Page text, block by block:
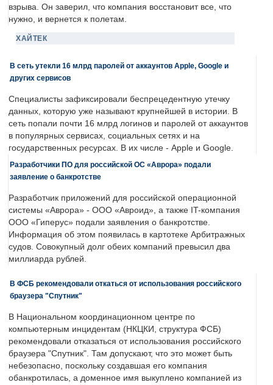
взрыва. Он заверил, что компания восстановит все, что
нужно, и вернется к полетам.
ХАЙТЕК
В сеть утекли 16 млрд паролей от аккаунтов Apple, Google и
других сервисов
Специалисты зафиксировали беспрецедентную утечку
данных, которую уже называют крупнейшей в истории. В
сеть попали почти 16 млрд логинов и паролей от аккаунтов
в популярных сервисах, социальных сетях и на
государственных ресурсах. В их числе - Apple и Google.
Разработчики ПО для российской ОС «Аврора» подали
заявление о банкротстве
Разработчик приложений для российской операционной
системы «Аврора» - ООО «Авроид», а также IT-компания
ООО «Гиперус» подали заявления о банкротстве.
Информация об этом появилась в картотеке Арбитражных
судов. Совокупный долг обеих компаний превысил два
миллиарда рублей.
В ФСБ рекомендовали откаться от использования российского
браузера "Спутник"
В Национальном координационном центре по
компьютерным инцидентам (НКЦКИ, структура ФСБ)
рекомендовали отказаться от использования российского
браузера "Спутник". Там допускают, что это может быть
небезопасно, поскольку создавшая его компания
обанкротилась, а доменное имя выкуплено компанией из